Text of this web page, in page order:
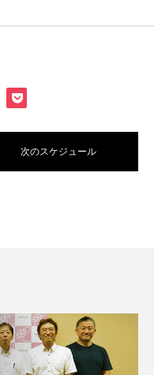
次のスケジュール